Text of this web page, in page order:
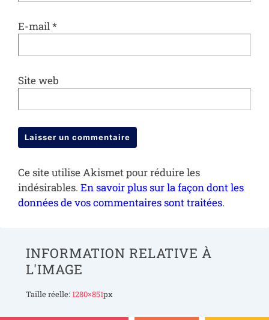
E-mail*
Site web
Ce site utilise Akismet pour réduire les
indésirables. En savoir plus sur la façon dont les
données de vos commentaires sont traitées.
INFORMATION RELATIVE À
L'IMAGE
Taille réelle:1280×851px